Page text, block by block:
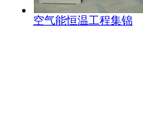
空气能恒温工程集锦